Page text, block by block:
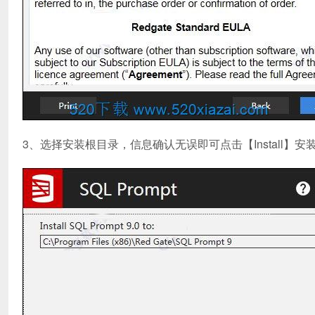
3、选择安装根目录，信息确认无误即可点击【Install】安